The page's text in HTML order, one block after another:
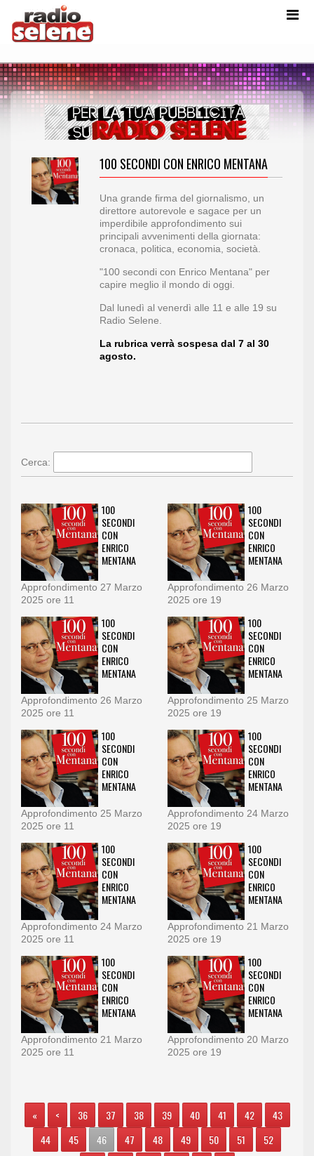
100 SECONDI CON ENRICO MENTANA
Una grande firma del giornalismo, un
direttore autorevole e sagace per un
imperdibile approfondimento sui
principali avvenimenti della giornata:
cronaca, politica, economia, società.
"100 secondi con Enrico Mentana" per
capire meglio il mondo di oggi.
Dal lunedì al venerdì alle 11 e alle 19 su
Radio Selene.
La rubrica verrà sospesa dal 7 al 30
agosto.
Cerca:
100
SECONDI
CON
ENRICO
MENTANA
Approfondimento 27 Marzo
2025 ore 11
100
SECONDI
CON
ENRICO
MENTANA
Approfondimento 26 Marzo
2025 ore 19
100
SECONDI
CON
ENRICO
MENTANA
Approfondimento 26 Marzo
2025 ore 11
100
SECONDI
CON
ENRICO
MENTANA
Approfondimento 25 Marzo
2025 ore 19
100
SECONDI
CON
ENRICO
MENTANA
Approfondimento 25 Marzo
2025 ore 11
100
SECONDI
CON
ENRICO
MENTANA
Approfondimento 24 Marzo
2025 ore 19
100
SECONDI
CON
ENRICO
MENTANA
Approfondimento 24 Marzo
2025 ore 11
100
SECONDI
CON
ENRICO
MENTANA
Approfondimento 21 Marzo
2025 ore 19
100
SECONDI
CON
ENRICO
MENTANA
Approfondimento 21 Marzo
2025 ore 11
100
SECONDI
CON
ENRICO
MENTANA
Approfondimento 20 Marzo
2025 ore 19
« < 36 37 38 39 40 41 42
43
44
45 46 47 48 49 50 51
52